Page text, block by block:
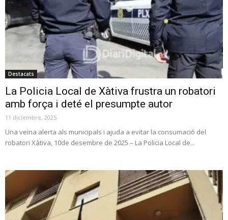
Destacats
La Policia Local de Xàtiva frustra un robatori
amb força i deté el presumpte autor
11 diciembre, 2025
Una veïna alerta als municipals i ajuda a evitar la consumació del
robatori Xàtiva, 10de desembre de 2025 – La Policia Local de...